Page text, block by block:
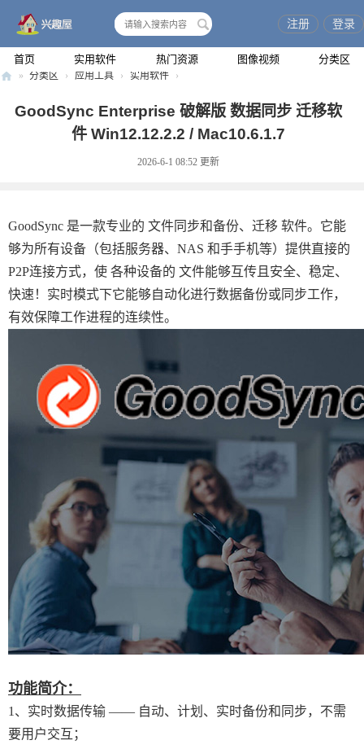
首页 实用软件 热门资源 图像视频 分类区
注册 登录
» 分类区 › 应用工具 › 实用软件 ›
GoodSync Enterprise 破解版 数据同步 迁移软
件 Win12.12.2.2 / Mac10.6.1.7
2026-6-1 08:52 更新
GoodSync 是一款专业的 文件同步和备份、迁移 软件。它能
够为所有设备（包括服务器、NAS 和手手机等）提供直接的
P2P连接方式，使 各种设备的 文件能够互传且安全、稳定、
快速！实时模式下它能够自动化进行数据备份或同步工作，
有效保障工作进程的连续性。
功能简介：
1、实时数据传输 —— 自动、计划、实时备份和同步，不需
要用户交互；